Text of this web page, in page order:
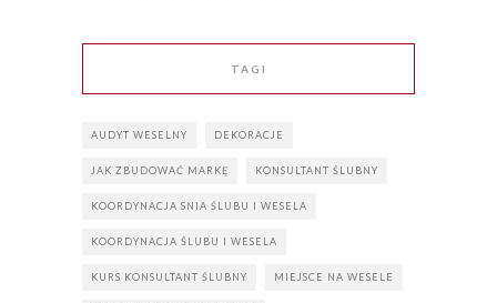
TAGI
AUDYT WESELNY DEKORACJE
JAK ZBUDOWAĆ MARKĘ KONSULTANT ŚLUBNY
KOORDYNACJA SNIA ŚLUBU I WESELA
KOORDYNACJA ŚLUBU I WESELA
KURS KONSULTANT ŚLUBNY MIEJSCE NA WESELE